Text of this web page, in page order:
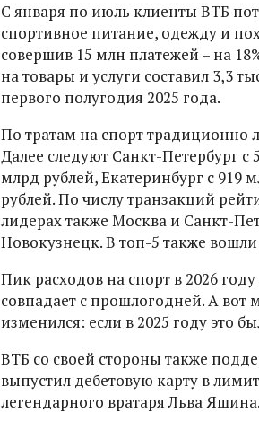
С января по июль клиенты ВТБ
спортивное питание, одежду и
совершив 15 млн платежей – на
на товары и услуги составил 3,3
первого полугодия 2025 года.
По тратам на спорт традиционно
Далее следуют Санкт-Петербург
млрд рублей, Екатеринбург с 919
рублей. По числу транзакций
лидерах также Москва и Санкт-
Новокузнецк. В топ-5 также
Пик расходов на спорт в 2026
совпадает с прошлогодней. А
изменился: если в 2025 году это
ВТБ со своей стороны также
выпустил дебетовую карту в
легендарного вратаря Льва Яшина.